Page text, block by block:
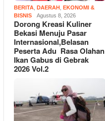
BERITA DAERAH
EKONOMI &
BISNIS
Agustus 8, 2026
Dorong Kreasi Kuliner
Bekasi Menuju Pasar
Internasional,Belasan
Peserta Adu Rasa Olahan
Ikan Gabus di Gebrak
2026 Vol.2